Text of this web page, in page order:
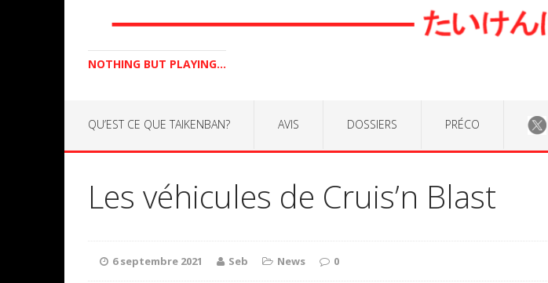
NOTHING BUT PLAYING...
QU’EST CE QUE TAIKENBAN? AVIS DOSSIERS PRÉCO
Les véhicules de Cruis’n Blast
6 septembre 2021 Seb News 0